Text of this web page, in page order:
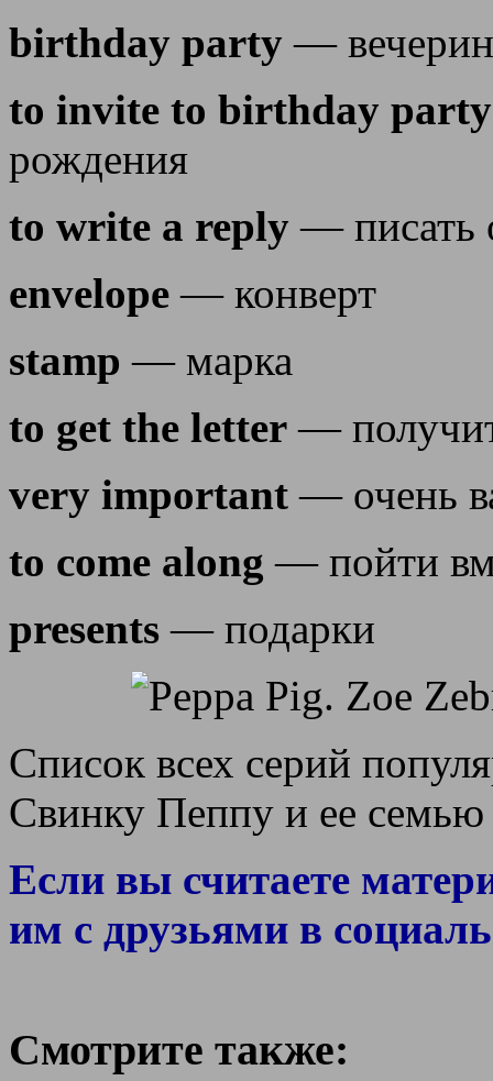
birthday party —
to invite to birthday party
рождения
to write a reply — писать
envelope — конверт
stamp — марка
to get the letter —
very important — очень
to come along — пойти
presents — подарки
Список всех серий
Свинку Пеппу и ее
Если вы считаете
им с друзьями в
Смотрите также: